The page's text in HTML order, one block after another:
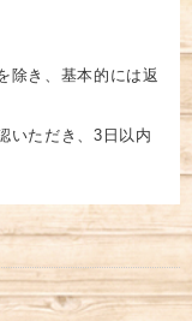
除き、基本的には返
いただき、3日以内